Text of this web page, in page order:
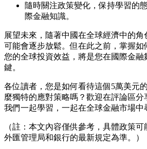
隨時關注政策變化，保持學習的
際金融知識。
展望未來，隨著中國在全球經濟中的
可能會逐步放鬆。但在此之前，掌握
您的全球投資效益，將是您在國際金融
鍵。
各位讀者，您是如何看待這個5萬美元
麼獨特的應對策略嗎？歡迎在評論區
我們一起學習，一起在全球金融市場中
（註：本文內容僅供參考，具體政策
外匯管理局和銀行的最新規定為準。）